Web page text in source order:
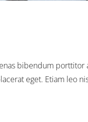
bibendum porttitor
eget. Etiam leo